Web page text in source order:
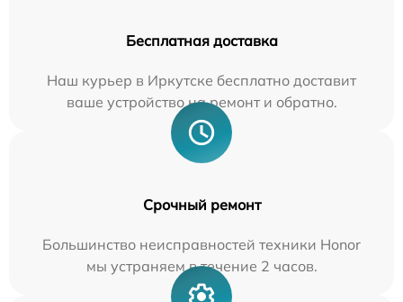
Бесплатная доставка
Наш курьер в Иркутске бесплатно доставит
ваше устройство на ремонт и обратно.
Срочный ремонт
Большинство неисправностей техники Honor
мы устраняем в течение 2 часов.